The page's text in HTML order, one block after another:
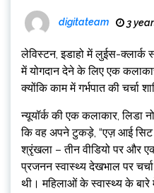
digitateam 3
लेविस्टन, इडाहो में लुईस-
में योगदान देने के लिए एक
क्योंकि काम में गर्भपात की चर्चा
न्यूयॉर्क की एक कलाकार, लिडा
कि वह अपने टुकड़े, “एज़ आई सिट
श्रृंखला – तीन वीडियो पर और
प्रजनन स्वास्थ्य देखभाल पर
थी। महिलाओं के स्वास्थ्य के बारे